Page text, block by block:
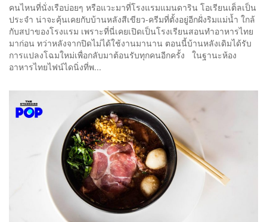
คนไหนที่นั่งเรือบ่อยๆ หรือแวะมาที่โรงแรมแมนดาริน โอเรียนเต็ลเป็น
ประจำ น่าจะคุ้นเคยกับบ้านหลังสีเขียว-ครีมที่ตั้งอยู่อีกฝั่งริมแม่น้ำ ใกล้
กับสปาของโรงแรม เพราะที่นี่เคยเปิดเป็นโรงเรียนสอนทำอาหารไทย
มาก่อน ทว่าหลังจากปิดไม่ได้ใช้งานมานาน ตอนนี้บ้านหลังเดิมได้รับ
การแปลงโฉมใหม่เพื่อกลับมาต้อนรับทุกคนอีกครั้ง ในฐานะห้อง
อาหารไทยไฟน์ไดนิ่งที่พ...